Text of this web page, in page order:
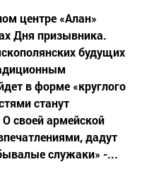
центре «Алан»
Дня призывника.
будущих
в форме «круглого
станут
своей армейской
дадут
служаки» -...